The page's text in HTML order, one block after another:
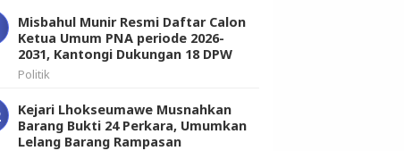
Misbahul Munir Resmi Daftar Calon
Ketua Umum PNA periode 2026-
2031, Kantongi Dukungan 18 DPW
Politik
Kejari Lhokseumawe Musnahkan
Barang Bukti 24 Perkara, Umumkan
Lelang Barang Rampasan